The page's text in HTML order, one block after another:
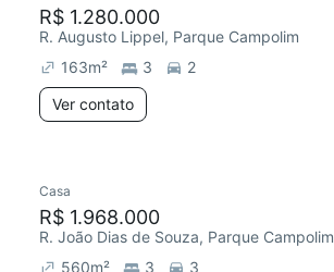
R$ 1.280.000
R. Augusto Lippel, Parque Campolim
163m² 3
2
Ver contato
Casa
R$ 1.968.000
R. João Dias de Souza, Parque Campolim
560m² 3 3